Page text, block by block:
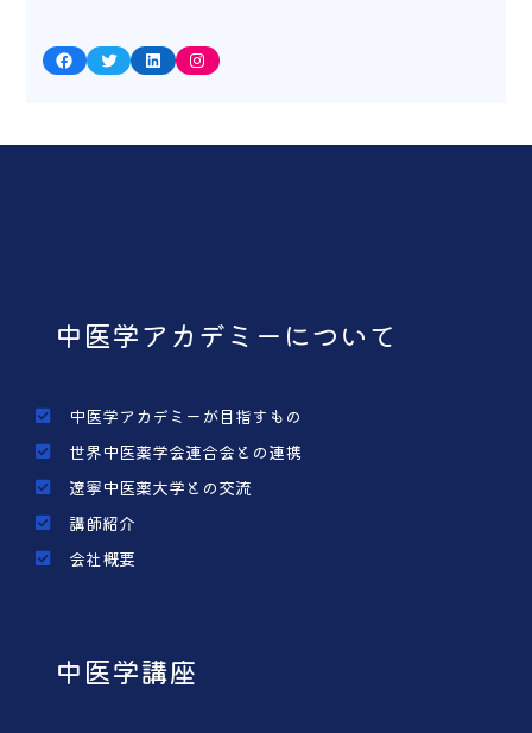
Facebook Twitter LinkedIn Instagram
中医学アカデミーについて
中医学アカデミーが目指すもの
世界中医薬学会連合会との連携
遼寧中医薬大学との交流
講師紹介
会社概要
中医学講座